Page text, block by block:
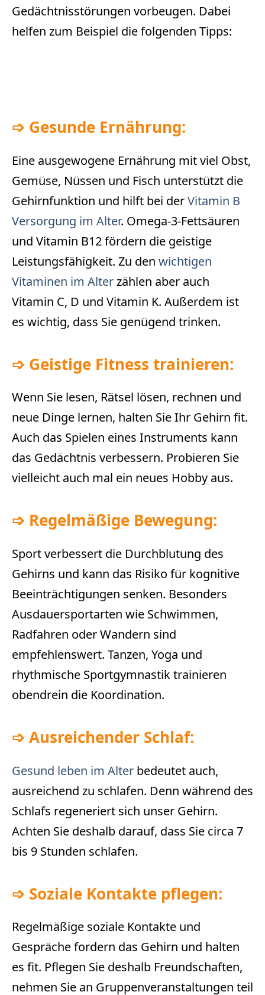
Gedächtnisstörungen vorbeugen. Dabei
helfen zum Beispiel die folgenden Tipps:
➩ Gesunde Ernährung:
Eine ausgewogene Ernährung mit viel Obst,
Gemüse, Nüssen und Fisch unterstützt die
Gehirnfunktion und hilft bei derVitamin B
Versorgung im Alter. Omega-3-Fettsäuren
und Vitamin B12 fördern die geistige
Leistungsfähigkeit. Zu den wichtigen
Vitaminen im Alterzählen aber auch
Vitamin C, D und Vitamin K. Außerdem ist
es wichtig, dass Sie genügend trinken.
➩ Geistige Fitness trainieren:
Wenn Sie lesen, Rätsel lösen, rechnen und
neue Dinge lernen, halten Sie Ihr Gehirn fit.
Auch das Spielen eines Instruments kann
das Gedächtnis verbessern. Probieren Sie
vielleicht auch mal ein neues Hobby aus.
➩ Regelmäßige Bewegung:
Sport verbessert die Durchblutung des
Gehirns und kann das Risiko für kognitive
Beeinträchtigungen senken. Besonders
Ausdauersportarten wie Schwimmen,
Radfahren oder Wandern sind
empfehlenswert. Tanzen, Yoga und
rhythmische Sportgymnastik trainieren
obendrein die Koordination.
➩ Ausreichender Schlaf:
Gesund leben im Alter bedeutet auch,
ausreichend zu schlafen. Denn während des
Schlafs regeneriert sich unser Gehirn.
Achten Sie deshalb darauf, dass Sie circa 7
bis 9 Stunden schlafen.
➩ Soziale Kontakte pflegen:
Regelmäßige soziale Kontakte und
Gespräche fordern das Gehirn und halten
es fit. Pflegen Sie deshalb Freundschaften,
nehmen Sie an Gruppenveranstaltungen teil